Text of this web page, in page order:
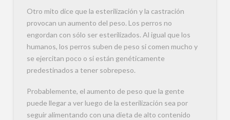
Otro mito dice que la esterilización y la castración
provocan un aumento del peso. Los perros no
engordan con sólo ser esterilizados. Al igual que los
humanos, los perros suben de peso si comen mucho y
se ejercitan poco o si están genéticamente
predestinados a tener sobrepeso.
Probablemente, el aumento de peso que la gente
puede llegar a ver luego de la esterilización sea por
seguir alimentando con una dieta de alto contenido